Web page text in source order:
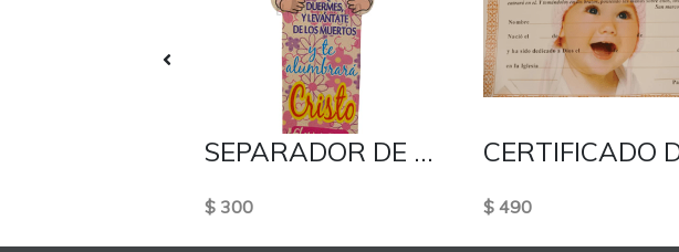
SEPARADOR DE BIBLIA DISEÑO OVEJITA
$ 300 $ 490